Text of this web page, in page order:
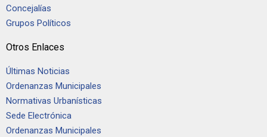
Concejalías
Grupos Políticos
Otros Enlaces
Últimas Noticias
Ordenanzas Municipales
Normativas Urbanísticas
Sede Electrónica
Ordenanzas Municipales